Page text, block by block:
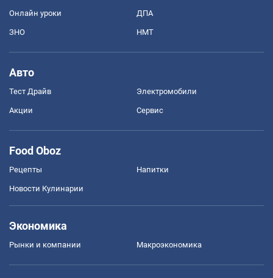
Онлайн уроки ДПА
ЗНО НМТ
Авто
Тест Драйв Электромобили
Акции Сервис
Food Oboz
Рецепты Напитки
Новости Кулинарии
Экономика
Рынки и компании Mакроэкономика